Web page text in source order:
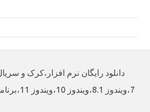
دانلود رایگان نرم افزار،کرک و
7،ویندوز